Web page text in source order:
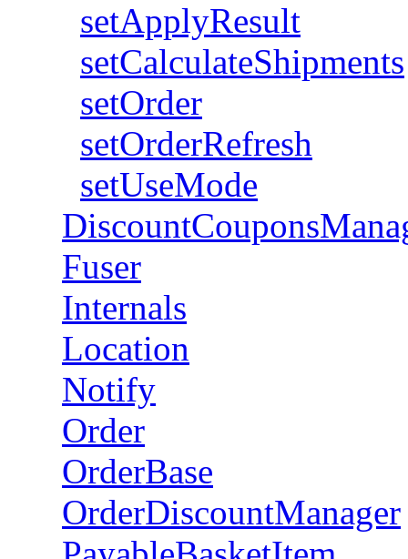
setApplyResult
setCalculateShipments
setOrder
setOrderRefresh
setUseMode
Fuser
Internals
Location
Notify
Order
OrderBase
OrderDiscountManager